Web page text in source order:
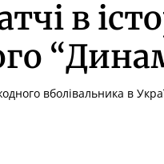
в
вболівальника в